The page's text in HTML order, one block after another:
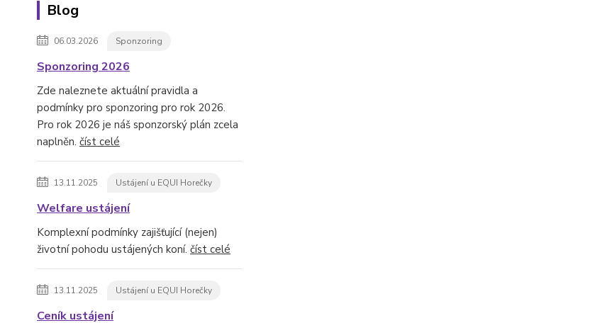
Blog
06.03.2026 Sponzoring
Sponzoring 2026
Zde naleznete aktuální pravidla a
podmínky pro sponzoring pro rok 2026.
Pro rok 2026 je náš sponzorský plán zcela
naplněn. číst celé
13.11.2025 Ustájení u EQUI Horečky
Welfare ustájení
Komplexní podmínky zajišťující (nejen)
životní pohodu ustájených koní. číst celé
13.11.2025 Ustájení u EQUI Horečky
Ceník ustájení